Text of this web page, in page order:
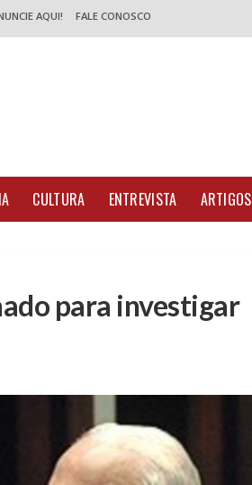
AQUI! FALE CONOSCO
CULTURA ENTREVISTA ARTIGOS
para investigar